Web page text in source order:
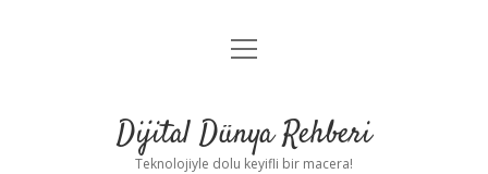
Anasayfa
Yasal Uyarı
menüyü
Dijital Dünya Rehberi
Teknolojiyle dolu keyifli bir macera!